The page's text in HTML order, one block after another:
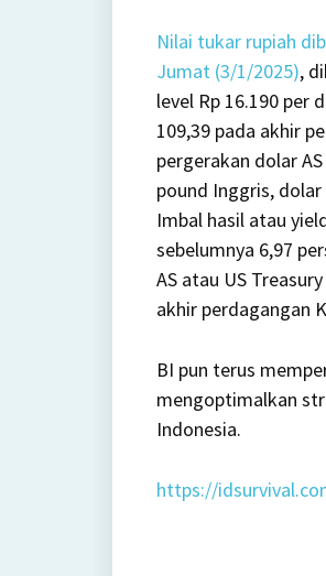
Nilai tukar rupiah
Jumat (3/1/2025),
level Rp 16.190 per
109,39 pada akhir
pergerakan dolar
pound Inggris,
Imbal hasil atau
sebelumnya 6,97
AS atau US
akhir perdagangan
BI pun terus
mengoptimalkan
Indonesia.
https://